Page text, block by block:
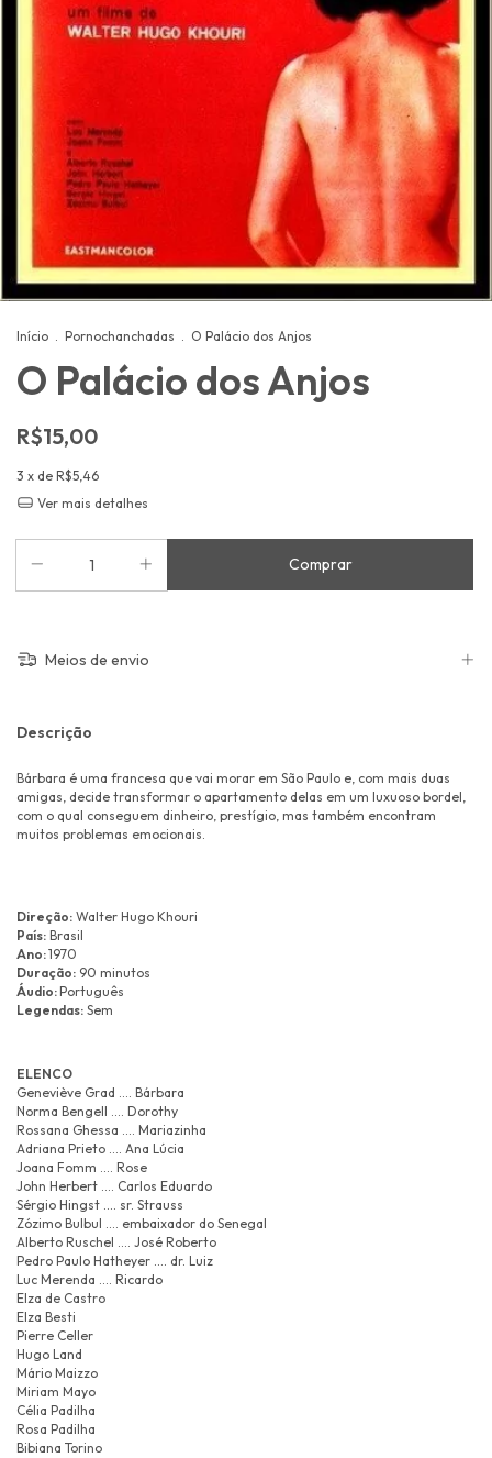
Início Pornochanchadas O Palácio dos Anjos
O Palácio dos Anjos
R$15,00
3 x de R$5,46
Ver mais detalhes
Meios de envio
Descrição
Bárbara é uma francesa que vai morar em São Paulo e, com mais duas
amigas, decide transformar o apartamento delas em um luxuoso bordel,
com o qual conseguem dinheiro, prestígio, mas também encontram
muitos problemas emocionais.
Direção: Walter Hugo Khouri
País: Brasil
Ano:1970
Duração: 90 minutos
Áudio:Português
Legendas: Sem
ELENCO
Geneviève Grad .... Bárbara
Norma Bengell .... Dorothy
Rossana Ghessa .... Mariazinha
Adriana Prieto .... Ana Lúcia
Joana Fomm .... Rose
John Herbert .... Carlos Eduardo
Sérgio Hingst .... sr. Strauss
Zózimo Bulbul .... embaixador do Senegal
Alberto Ruschel .... José Roberto
Pedro Paulo Hatheyer .... dr. Luiz
Luc Merenda .... Ricardo
Elza de Castro
Elza Besti
Pierre Celler
Hugo Land
Mário Maizzo
Miriam Mayo
Célia Padilha
Rosa Padilha
Bibiana Torino